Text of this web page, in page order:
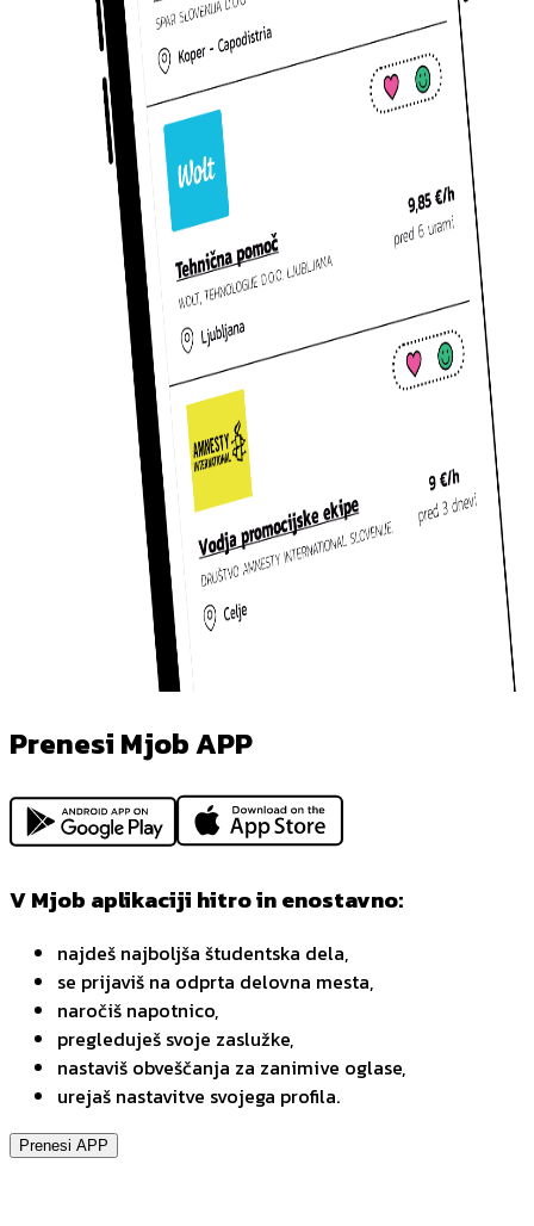
Prenesi Mjob APP
V Mjob aplikaciji hitro in enostavno:
najdeš najboljša študentska dela,
se prijaviš na odprta delovna mesta,
naročiš napotnico,
pregleduješ svoje zaslužke,
nastaviš obveščanja za zanimive oglase,
urejaš nastavitve svojega profila.
Prenesi APP